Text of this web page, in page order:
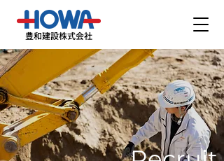
豊和建設株式会社